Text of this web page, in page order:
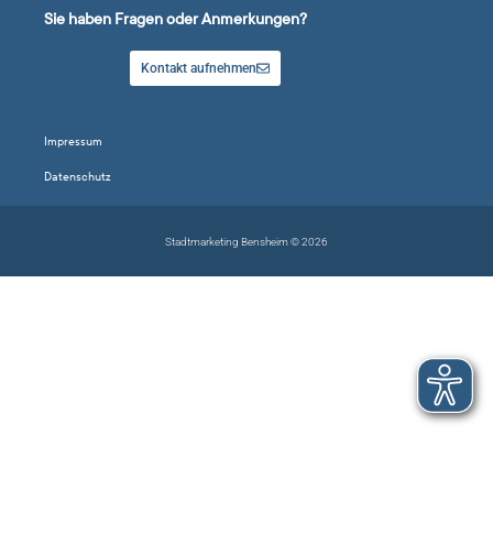
Sie haben Fragen oder Anmerkungen?
Kontakt aufnehmen
Impressum
Datenschutz
Stadtmarketing Bensheim © 2026